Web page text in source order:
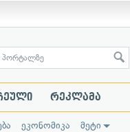
რეკლამა
ეკონომიკა მეტი